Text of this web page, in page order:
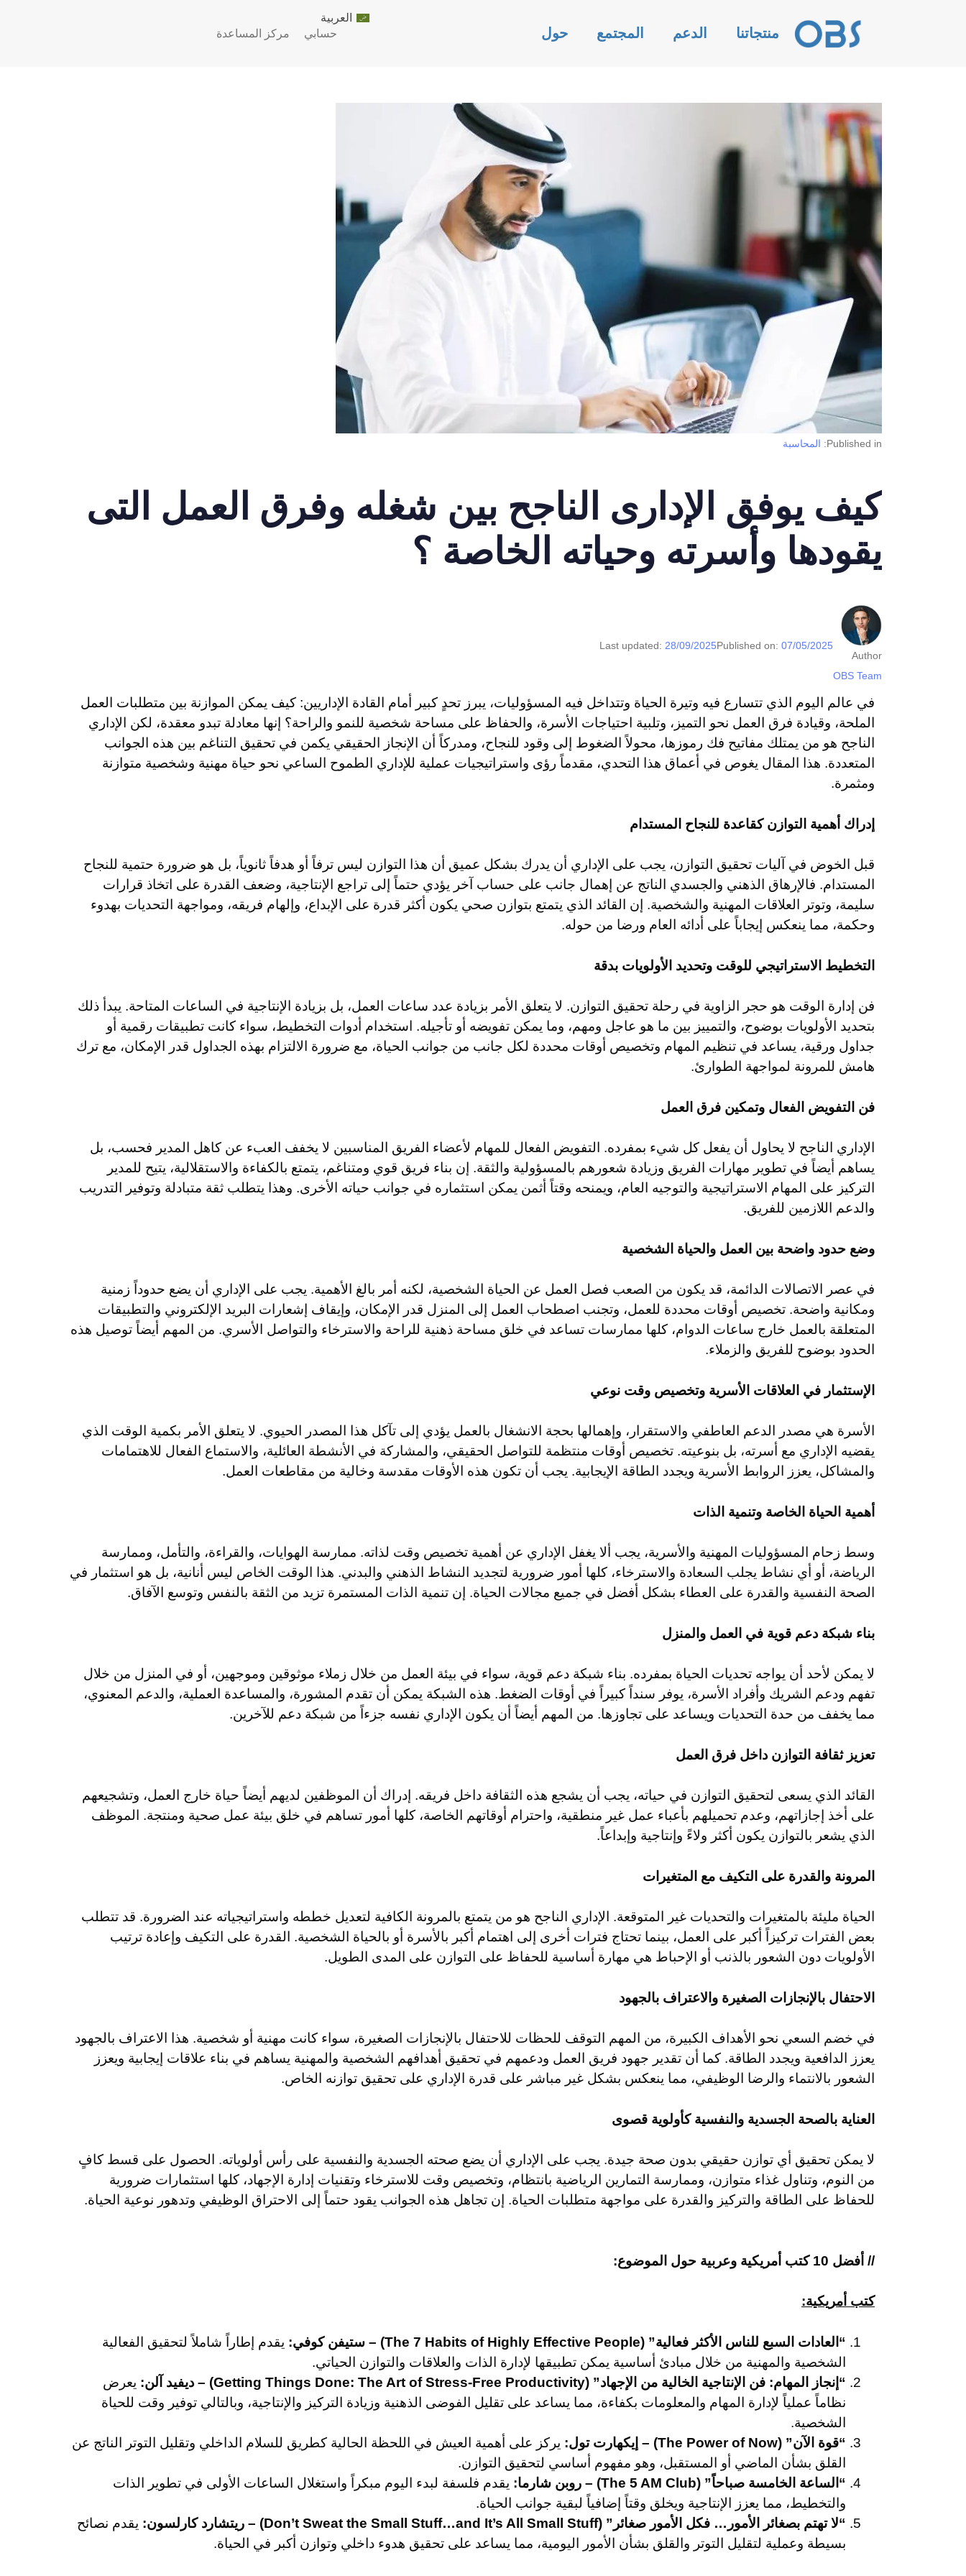
منتجاتنا الدعم المجتمع حول
العربية
حسابي
مركز المساعدة
Published in: المحاسبة
كيف يوفق الإدارى الناجح بين شغله وفرق العمل التى
يقودها وأسرته وحياته الخاصة ؟
Author
OBS Team
Published on: 07/05/2025
Last updated: 28/09/2025
في عالم اليوم الذي تتسارع فيه وتيرة الحياة وتتداخل فيه المسؤوليات، يبرز تحدٍ كبير أمام القادة الإداريين: كيف يمكن الموازنة بين متطلبات العمل
الملحة، وقيادة فرق العمل نحو التميز، وتلبية احتياجات الأسرة، والحفاظ على مساحة شخصية للنمو والراحة؟ إنها معادلة تبدو معقدة، لكن الإداري
الناجح هو من يمتلك مفاتيح فك رموزها، محولاً الضغوط إلى وقود للنجاح، ومدركاً أن الإنجاز الحقيقي يكمن في تحقيق التناغم بين هذه الجوانب
المتعددة. هذا المقال يغوص في أعماق هذا التحدي، مقدماً رؤى واستراتيجيات عملية للإداري الطموح الساعي نحو حياة مهنية وشخصية متوازنة
ومثمرة.
إدراك أهمية التوازن كقاعدة للنجاح المستدام
قبل الخوض في آليات تحقيق التوازن، يجب على الإداري أن يدرك بشكل عميق أن هذا التوازن ليس ترفاً أو هدفاً ثانوياً، بل هو ضرورة حتمية للنجاح
المستدام. فالإرهاق الذهني والجسدي الناتج عن إهمال جانب على حساب آخر يؤدي حتماً إلى تراجع الإنتاجية، وضعف القدرة على اتخاذ قرارات
سليمة، وتوتر العلاقات المهنية والشخصية. إن القائد الذي يتمتع بتوازن صحي يكون أكثر قدرة على الإبداع، وإلهام فريقه، ومواجهة التحديات بهدوء
وحكمة، مما ينعكس إيجاباً على أدائه العام ورضا من حوله.
التخطيط الاستراتيجي للوقت وتحديد الأولويات بدقة
فن إدارة الوقت هو حجر الزاوية في رحلة تحقيق التوازن. لا يتعلق الأمر بزيادة عدد ساعات العمل، بل بزيادة الإنتاجية في الساعات المتاحة. يبدأ ذلك
بتحديد الأولويات بوضوح، والتمييز بين ما هو عاجل ومهم، وما يمكن تفويضه أو تأجيله. استخدام أدوات التخطيط، سواء كانت تطبيقات رقمية أو
جداول ورقية، يساعد في تنظيم المهام وتخصيص أوقات محددة لكل جانب من جوانب الحياة، مع ضرورة الالتزام بهذه الجداول قدر الإمكان، مع ترك
هامش للمرونة لمواجهة الطوارئ.
فن التفويض الفعال وتمكين فرق العمل
الإداري الناجح لا يحاول أن يفعل كل شيء بمفرده. التفويض الفعال للمهام لأعضاء الفريق المناسبين لا يخفف العبء عن كاهل المدير فحسب، بل
يساهم أيضاً في تطوير مهارات الفريق وزيادة شعورهم بالمسؤولية والثقة. إن بناء فريق قوي ومتناغم، يتمتع بالكفاءة والاستقلالية، يتيح للمدير
التركيز على المهام الاستراتيجية والتوجيه العام، ويمنحه وقتاً أثمن يمكن استثماره في جوانب حياته الأخرى. وهذا يتطلب ثقة متبادلة وتوفير التدريب
والدعم اللازمين للفريق.
وضع حدود واضحة بين العمل والحياة الشخصية
في عصر الاتصالات الدائمة، قد يكون من الصعب فصل العمل عن الحياة الشخصية، لكنه أمر بالغ الأهمية. يجب على الإداري أن يضع حدوداً زمنية
ومكانية واضحة. تخصيص أوقات محددة للعمل، وتجنب اصطحاب العمل إلى المنزل قدر الإمكان، وإيقاف إشعارات البريد الإلكتروني والتطبيقات
المتعلقة بالعمل خارج ساعات الدوام، كلها ممارسات تساعد في خلق مساحة ذهنية للراحة والاسترخاء والتواصل الأسري. من المهم أيضاً توصيل هذه
الحدود بوضوح للفريق والزملاء.
الإستثمار في العلاقات الأسرية وتخصيص وقت نوعي
الأسرة هي مصدر الدعم العاطفي والاستقرار، وإهمالها بحجة الانشغال بالعمل يؤدي إلى تآكل هذا المصدر الحيوي. لا يتعلق الأمر بكمية الوقت الذي
يقضيه الإداري مع أسرته، بل بنوعيته. تخصيص أوقات منتظمة للتواصل الحقيقي، والمشاركة في الأنشطة العائلية، والاستماع الفعال للاهتمامات
والمشاكل، يعزز الروابط الأسرية ويجدد الطاقة الإيجابية. يجب أن تكون هذه الأوقات مقدسة وخالية من مقاطعات العمل.
أهمية الحياة الخاصة وتنمية الذات
وسط زحام المسؤوليات المهنية والأسرية، يجب ألا يغفل الإداري عن أهمية تخصيص وقت لذاته. ممارسة الهوايات، والقراءة، والتأمل، وممارسة
الرياضة، أو أي نشاط يجلب السعادة والاسترخاء، كلها أمور ضرورية لتجديد النشاط الذهني والبدني. هذا الوقت الخاص ليس أنانية، بل هو استثمار في
الصحة النفسية والقدرة على العطاء بشكل أفضل في جميع مجالات الحياة. إن تنمية الذات المستمرة تزيد من الثقة بالنفس وتوسع الآفاق.
بناء شبكة دعم قوية في العمل والمنزل
لا يمكن لأحد أن يواجه تحديات الحياة بمفرده. بناء شبكة دعم قوية، سواء في بيئة العمل من خلال زملاء موثوقين وموجهين، أو في المنزل من خلال
تفهم ودعم الشريك وأفراد الأسرة، يوفر سنداً كبيراً في أوقات الضغط. هذه الشبكة يمكن أن تقدم المشورة، والمساعدة العملية، والدعم المعنوي،
مما يخفف من حدة التحديات ويساعد على تجاوزها. من المهم أيضاً أن يكون الإداري نفسه جزءاً من شبكة دعم للآخرين.
تعزيز ثقافة التوازن داخل فرق العمل
القائد الذي يسعى لتحقيق التوازن في حياته، يجب أن يشجع هذه الثقافة داخل فريقه. إدراك أن الموظفين لديهم أيضاً حياة خارج العمل، وتشجيعهم
على أخذ إجازاتهم، وعدم تحميلهم بأعباء عمل غير منطقية، واحترام أوقاتهم الخاصة، كلها أمور تساهم في خلق بيئة عمل صحية ومنتجة. الموظف
الذي يشعر بالتوازن يكون أكثر ولاءً وإنتاجية وإبداعاً.
المرونة والقدرة على التكيف مع المتغيرات
الحياة مليئة بالمتغيرات والتحديات غير المتوقعة. الإداري الناجح هو من يتمتع بالمرونة الكافية لتعديل خططه واستراتيجياته عند الضرورة. قد تتطلب
بعض الفترات تركيزاً أكبر على العمل، بينما تحتاج فترات أخرى إلى اهتمام أكبر بالأسرة أو بالحياة الشخصية. القدرة على التكيف وإعادة ترتيب
الأولويات دون الشعور بالذنب أو الإحباط هي مهارة أساسية للحفاظ على التوازن على المدى الطويل.
الاحتفال بالإنجازات الصغيرة والاعتراف بالجهود
في خضم السعي نحو الأهداف الكبيرة، من المهم التوقف للحظات للاحتفال بالإنجازات الصغيرة، سواء كانت مهنية أو شخصية. هذا الاعتراف بالجهود
يعزز الدافعية ويجدد الطاقة. كما أن تقدير جهود فريق العمل ودعمهم في تحقيق أهدافهم الشخصية والمهنية يساهم في بناء علاقات إيجابية ويعزز
الشعور بالانتماء والرضا الوظيفي، مما ينعكس بشكل غير مباشر على قدرة الإداري على تحقيق توازنه الخاص.
العناية بالصحة الجسدية والنفسية كأولوية قصوى
لا يمكن تحقيق أي توازن حقيقي بدون صحة جيدة. يجب على الإداري أن يضع صحته الجسدية والنفسية على رأس أولوياته. الحصول على قسط كافٍ
من النوم، وتناول غذاء متوازن، وممارسة التمارين الرياضية بانتظام، وتخصيص وقت للاسترخاء وتقنيات إدارة الإجهاد، كلها استثمارات ضرورية
للحفاظ على الطاقة والتركيز والقدرة على مواجهة متطلبات الحياة. إن تجاهل هذه الجوانب يقود حتماً إلى الاحتراق الوظيفي وتدهور نوعية الحياة.
// أفضل 10 كتب أمريكية وعربية حول الموضوع:
كتب أمريكية:
“العادات السبع للناس الأكثر فعالية” (The 7 Habits of Highly Effective People) – ستيفن كوفي:
يقدم إطاراً شاملاً لتحقيق الفعالية
الشخصية والمهنية من خلال مبادئ أساسية يمكن تطبيقها لإدارة الذات والعلاقات والتوازن الحياتي.
“إنجاز المهام: فن الإنتاجية الخالية من الإجهاد” (Getting Things Done: The Art of Stress-Free Productivity) – ديفيد آلن:
يعرض
نظاماً عملياً لإدارة المهام والمعلومات بكفاءة، مما يساعد على تقليل الفوضى الذهنية وزيادة التركيز والإنتاجية، وبالتالي توفير وقت للحياة
الشخصية.
“قوة الآن” (The Power of Now) – إيكهارت تول:
يركز على أهمية العيش في اللحظة الحالية كطريق للسلام الداخلي وتقليل التوتر الناتج عن
القلق بشأن الماضي أو المستقبل، وهو مفهوم أساسي لتحقيق التوازن.
“الساعة الخامسة صباحاً” (The 5 AM Club) – روبن شارما:
يقدم فلسفة لبدء اليوم مبكراً واستغلال الساعات الأولى في تطوير الذات
والتخطيط، مما يعزز الإنتاجية ويخلق وقتاً إضافياً لبقية جوانب الحياة.
“لا تهتم بصغائر الأمور… فكل الأمور صغائر” (Don’t Sweat the Small Stuff…and It’s All Small Stuff) – ريتشارد كارلسون:
يقدم نصائح
بسيطة وعملية لتقليل التوتر والقلق بشأن الأمور اليومية، مما يساعد على تحقيق هدوء داخلي وتوازن أكبر في الحياة.